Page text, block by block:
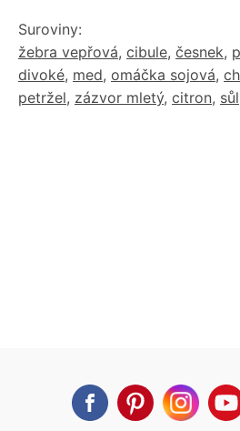
Suroviny:
žebra vepřová, cibule, česnek,
divoké, med, omáčka sojová,
petržel, zázvor mletý, citron, sůl